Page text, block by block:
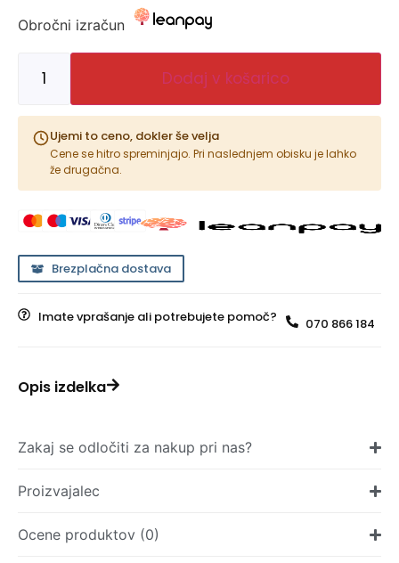
Obročni izračun
Dodaj v košarico
Ujemi to ceno, dokler še velja
Cene se hitro spreminjajo. Pri naslednjem obisku je lahko
že drugačna.
Brezplačna dostava
Imate vprašanje ali potrebujete pomoč? 070 866 184
Opis izdelka
Zakaj se odločiti za nakup pri nas?
Proizvajalec
Ocene produktov (0)